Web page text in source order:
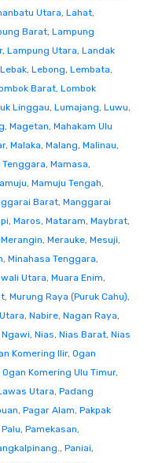
Utara, Lahat,
Barat, Lampung
, Lampung Utara, Landak
Lebak, Lebong, Lembata,
Barat, Lombok
Linggau, Lumajang, Luwu,
, Magetan, Mahakam Ulu
, Malaka, Malang, Malinau,
Tenggara, Mamasa,
, Mamuju Tengah,
Barat, Manggarai
, Maros, Mataram, Maybrat,
Merangin, Merauke, Mesuji,
, Minahasa Tenggara,
Utara, Muara Enim,
, Murung Raya (Puruk Cahu),
, Nabire, Nagan Raya,
Ngawi, Nias, Nias Barat, Nias
Komering Ilir, Ogan
Ogan Komering Ulu Timur,
Utara, Padang
, Pagar Alam, Pakpak
Palu, Pamekasan,
, Paniai,